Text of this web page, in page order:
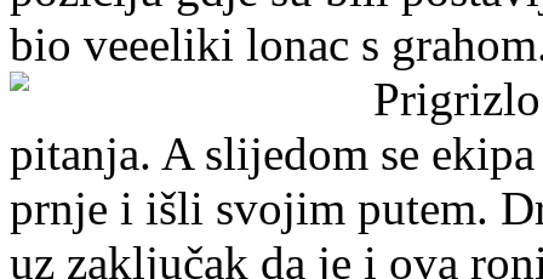
bio veeeliki lonac s
Prigrizlo
pitanja. A slijedom se
prnje i išli svojim putem.
uz zaključak da je i ova